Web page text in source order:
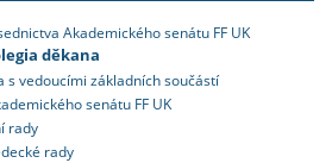
Akademického senátu FF UK
děkana
s vedoucími základních součástí
senátu FF UK
rady
rady